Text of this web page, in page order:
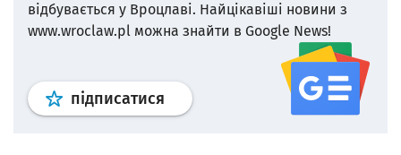
відбувається у Вроцлаві. Найцікавіші новини з
www.wroclaw.pl можна знайти в Google News!
підписатися Профіль google news